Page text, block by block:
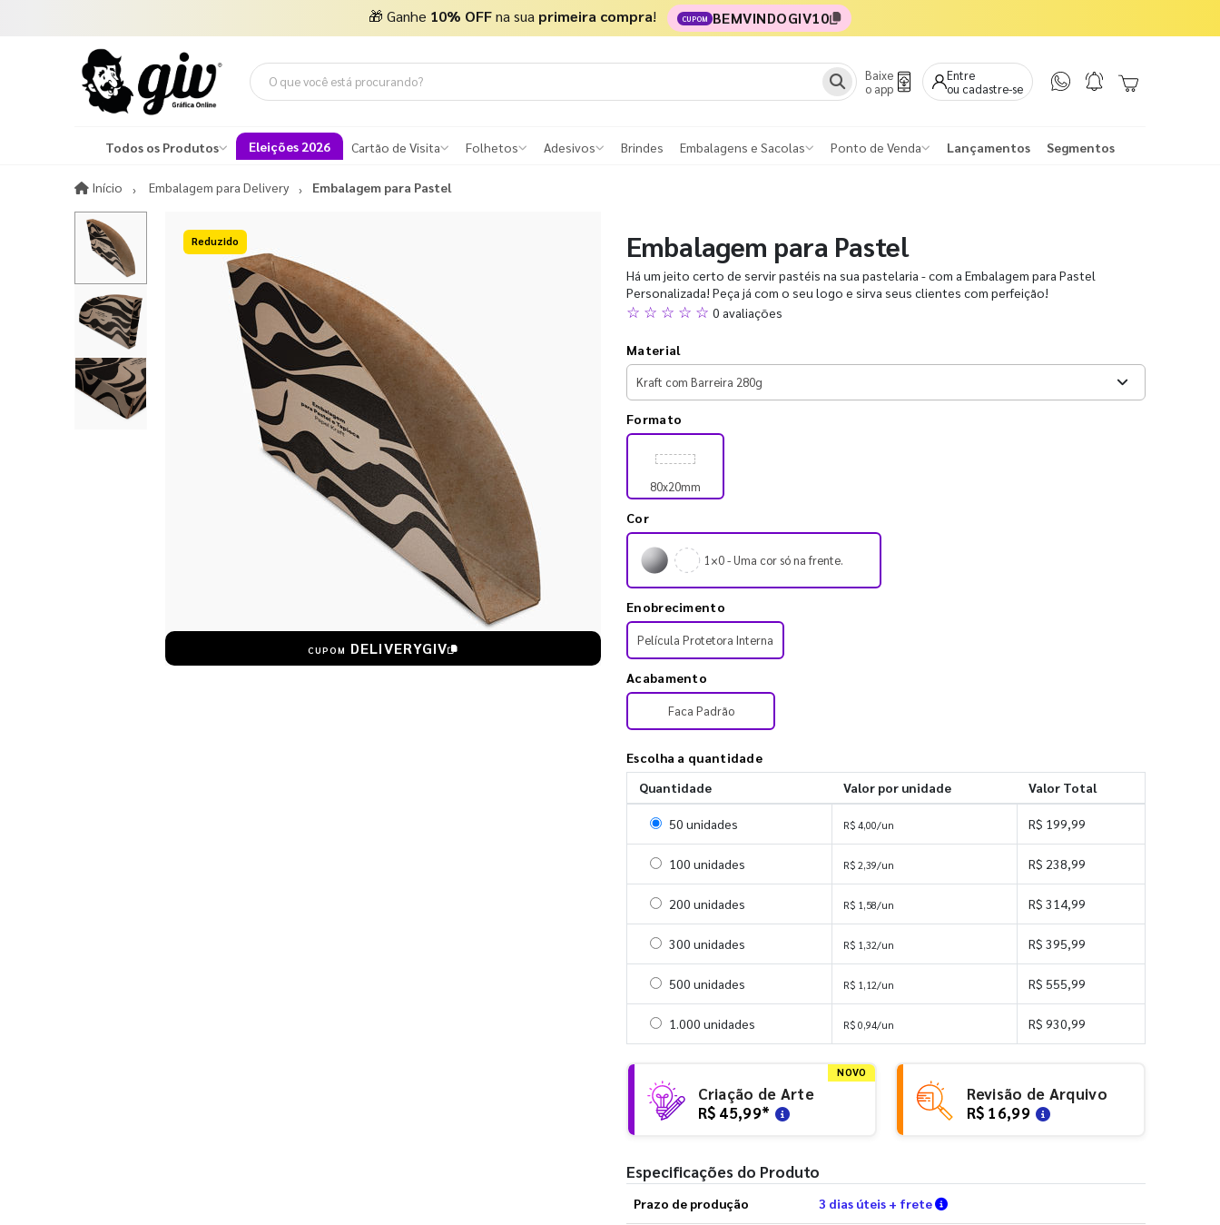
🎁 Ganhe 10% OFFna sua primeira compra! CUPOM BEMVINDOGIV10
Baixe
o app
Entre
ou cadastre-se
Todos os Produtos Eleições 2026 Cartão de Visita Folhetos Adesivos Brindes Embalagens e Sacolas Ponto de Venda Lançamentos Segmentos
Início InícioEmbalagem para Delivery Embalagem para Pastel
15%OFF
CUPOM DELIVERYGIV
Embalagem para Pastel
Há um jeito certo de servir pastéis na sua pastelaria - com a Embalagem para Pastel
Personalizada! Peça já com o seu logo e sirva seus clientes com perfeição!
☆ ☆ ☆ ☆ ☆ 0 avaliações
Material
Formato
80x20mm
Cor
1×0 - Uma cor só na frente.
Enobrecimento
Película Protetora Interna
Acabamento
Faca Padrão
Escolha a quantidade
Quantidade
Valor por unidade Valor Total
Selecionar 50 unidades
50 unidades R$ 4,00/un R$ 199,99
Selecionar 100 unidades
100 unidades R$ 2,39/un R$ 238,99
Selecionar 200 unidades
200 unidades R$ 1,58/un R$ 314,99
Selecionar 300 unidades
300 unidades R$ 1,32/un R$ 395,99
Selecionar 500 unidades
500 unidades R$ 1,12/un R$ 555,99
Selecionar 1000 unidades
1.000 unidades R$ 0,94/un R$ 930,99
NOVO
Criação de Arte
R$ 45,99*
Revisão de Arquivo
R$ 16,99
Especificações do Produto
Prazo de produção 3 dias úteis + frete Verifique as condições de entrega